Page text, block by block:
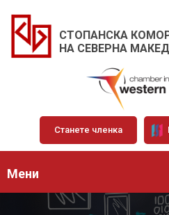
СТОПАНСКА
НА СЕВЕРНА
Станете членка
Мени